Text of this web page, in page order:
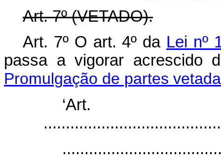
Art. 7º (VETADO).
Art. 7º O art. 4º da Lei nº
passa a vigorar
Promulgação de partes